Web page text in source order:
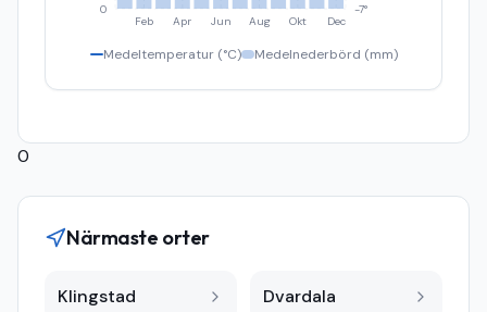
Feb Apr Jun Aug Okt Dec
0 -7°
Medeltemperatur (°C) Medelnederbörd (mm)
0
Närmaste orter
Klingstad Dvardala